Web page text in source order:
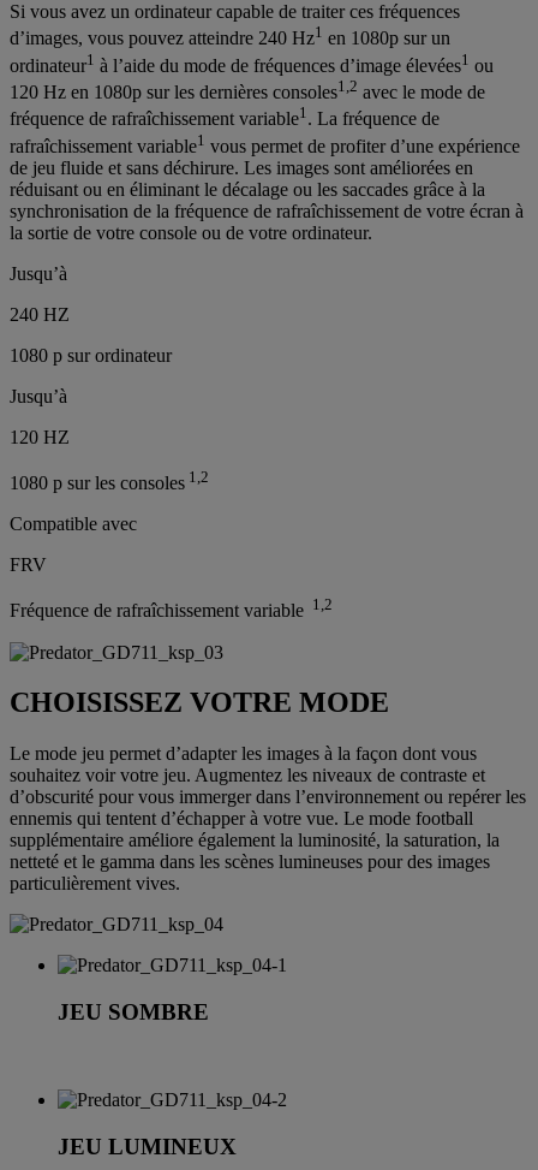
Si vous avez un ordinateur capable de traiter ces fréquences
d’images, vous pouvez atteindre 240 Hz1 en 1080p sur un
ordinateur1 à l’aide du mode de fréquences d’image élevées1 ou
120 Hz en 1080p sur les dernières consoles1,2 avec le mode de
fréquence de rafraîchissement variable1. La fréquence de
rafraîchissement variable1 vous permet de profiter d’une expérience
de jeu fluide et sans déchirure. Les images sont améliorées en
réduisant ou en éliminant le décalage ou les saccades grâce à la
synchronisation de la fréquence de rafraîchissement de votre écran à
la sortie de votre console ou de votre ordinateur.
Jusqu’à
240 HZ
1080 p sur ordinateur
Jusqu’à
120 HZ
1080 p sur les consoles 1,2
Compatible avec
FRV
Fréquence de rafraîchissement variable 1,2
CHOISISSEZ VOTRE MODE
Le mode jeu permet d’adapter les images à la façon dont vous
souhaitez voir votre jeu. Augmentez les niveaux de contraste et
d’obscurité pour vous immerger dans l’environnement ou repérer les
ennemis qui tentent d’échapper à votre vue. Le mode football
supplémentaire améliore également la luminosité, la saturation, la
netteté et le gamma dans les scènes lumineuses pour des images
particulièrement vives.
JEU SOMBRE
JEU LUMINEUX